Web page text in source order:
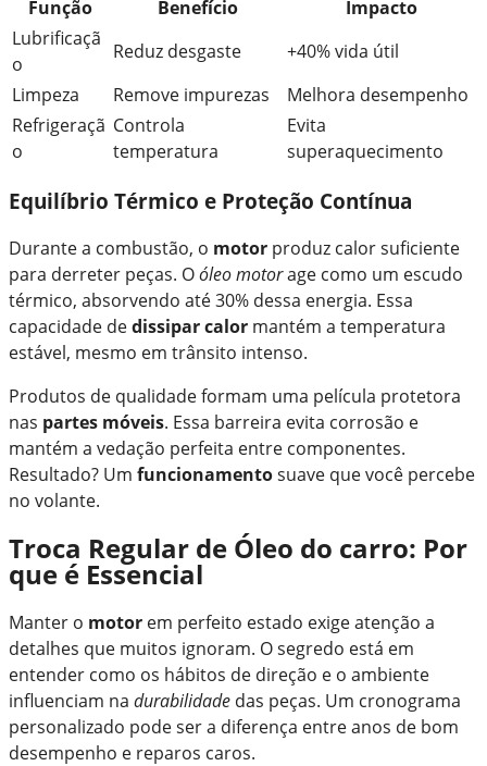
Função
Benefício
Impacto
Lubrificaçã
o
Reduz desgaste
+40% vida útil
Limpeza
Remove impurezas
Melhora desempenho
Refrigeraçã
o
Controla
temperatura
Evita
superaquecimento
Equilíbrio Térmico e Proteção Contínua
Durante a combustão, o motor produz calor suficiente
para derreter peças. Oóleo motorage como um escudo
térmico, absorvendo até 30% dessa energia. Essa
capacidade dedissipar calor mantém a temperatura
estável, mesmo em trânsito intenso.
Produtos de qualidade formam uma película protetora
nas partes móveis. Essa barreira evita corrosão e
mantém a vedação perfeita entre componentes.
Resultado? Um funcionamentosuave que você percebe
no volante.
Troca Regular de Óleo do carro: Por
que é Essencial
Manter o motor em perfeito estado exige atenção a
detalhes que muitos ignoram. O segredo está em
entender como os hábitos de direção e o ambiente
influenciam na durabilidade das peças. Um cronograma
personalizado pode ser a diferença entre anos de bom
desempenho e reparos caros.